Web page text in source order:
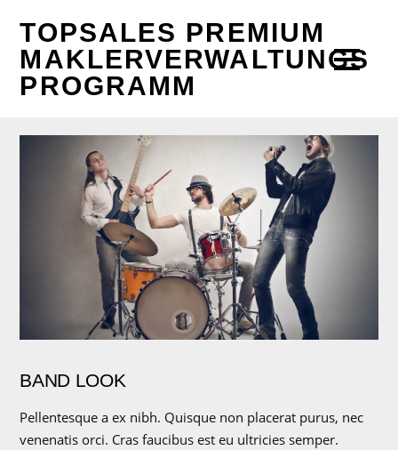
TOPSALES PREMIUM
MAKLERVERWALTUNGS
PROGRAMM
BAND LOOK
Pellentesque a ex nibh. Quisque non placerat purus, nec
venenatis orci. Cras faucibus est eu ultricies semper.